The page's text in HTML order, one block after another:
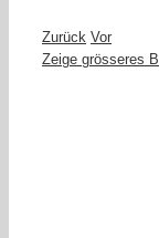
Zurück Vor
Zeige grösseres